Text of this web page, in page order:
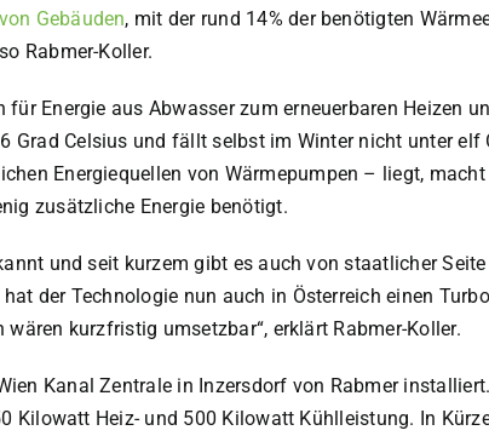
Gebäuden, mit der rund 14% der benötigten
Rabmer-Koller.
Energie aus Abwasser zum erneuerbaren Heizen
Celsius und fällt selbst im Winter nicht unter elf
Energiequellen von Wärmepumpen – liegt,
zusätzliche Energie benötigt.
und seit kurzem gibt es auch von staatlicher
der Technologie nun auch in Österreich einen
kurzfristig umsetzbar“, erklärt Rabmer-Koller.
Kanal Zentrale in Inzersdorf von Rabmer
Kilowatt Heiz- und 500 Kilowatt Kühlleistung. In